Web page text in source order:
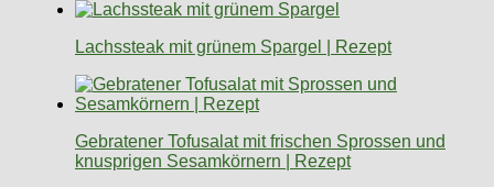
Lachssteak mit grünem Spargel | Rezept
Gebratener Tofusalat mit frischen Sprossen und
knusprigen Sesamkörnern | Rezept